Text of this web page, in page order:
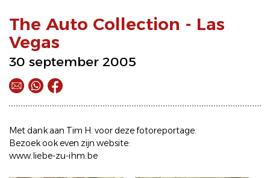
The Auto Collection - Las
Vegas
30 september 2005
Met dank aan Tim H. voor deze fotoreportage.
Bezoek ook even zijn website:
www.liebe-zu-ihm.be